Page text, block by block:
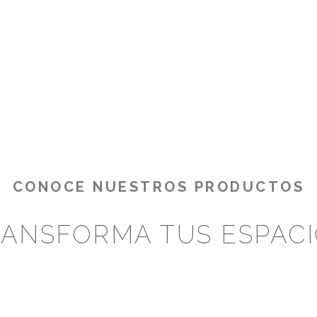
CONOCE NUESTROS PRODUCTOS
TUS